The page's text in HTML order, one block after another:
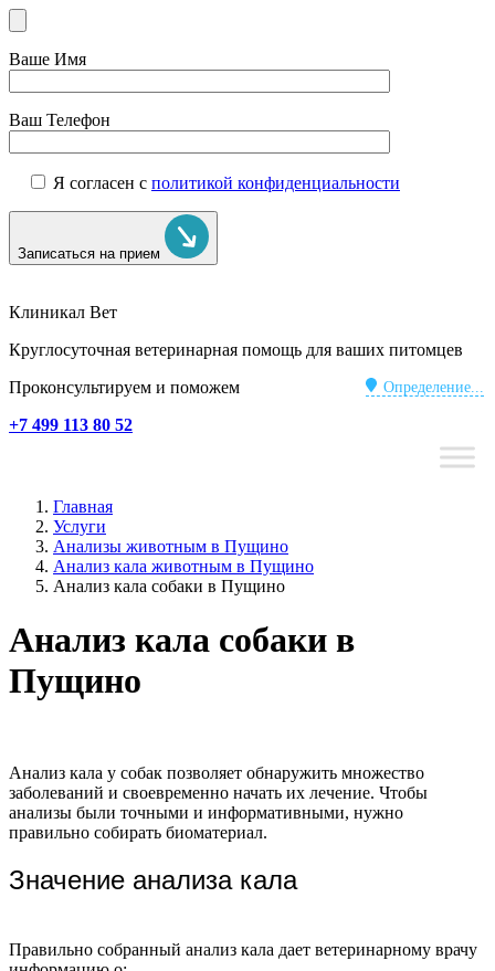
Ваше Имя
Ваш Телефон
Я согласен с политикой конфиденциальности
Записаться на прием
Клиникал Вет
Круглосуточная ветеринарная помощь для ваших питомцев
Определение...
Проконсультируем и поможем
+7 499 113 80 52
Главная
Услуги
Анализы животным в Пущино
Анализ кала животным в Пущино
Анализ кала собаки в Пущино
Анализ кала собаки в
Пущино
Анализ кала у собак позволяет обнаружить множество
заболеваний и своевременно начать их лечение. Чтобы
анализы были точными и информативными, нужно
правильно собирать биоматериал.
Значение анализа кала
Правильно собранный анализ кала дает ветеринарному врачу